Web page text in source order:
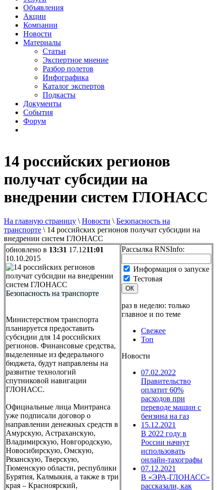
14 российских регионов
получат субсидии на
внедрении систем ГЛОНАСС
На главную страницу \ Новости \ Безопасность на
транспорте \ 14 российских регионов получат субсидии на
внедрении систем ГЛОНАСС
обновлено в 13:31 17.1211:01
10.10.2015
Безопасность на транспорте
Министерством транспорта
планируется предоставить
субсидии для 14 российских
регионов. Финансовые средства,
выделенные из федерального
бюджета, будут направлены на
развитие технологий
спутниковой навигации
ГЛОНАСС.
Официальные лица Минтранса
уже подписали договор о
направлении денежных средств в
Амурскую, Астраханскую,
Владимирскую, Новгородскую,
Новосибирскую, Омскую,
Рязанскую, Тверскую,
Тюменскую области, республики
Бурятия, Калмыкия, а также в три
края – Красноярский,
Рассылка RNSInfo:
Информация о запуске
Тестовая
ОК
раз в неделю: только
главное и по теме
Свежее
Топ
Новости
07.02.2022
Правительство
оплатит 60%
расходов при
переводе машин с
бензина на газ
15.12.2021
В 2022 году в
России начнут
использовать
онлайн-тахографы
07.12.2021
В «ЭРА-ГЛОНАСС»
рассказали, как
Объявления
Акции
Компании
Новости
Материалы
Статьи
Экспертное мнение
Разбор полетов
Инфографика
Каталог экспертов
Подкасты
Документы
События
Форум